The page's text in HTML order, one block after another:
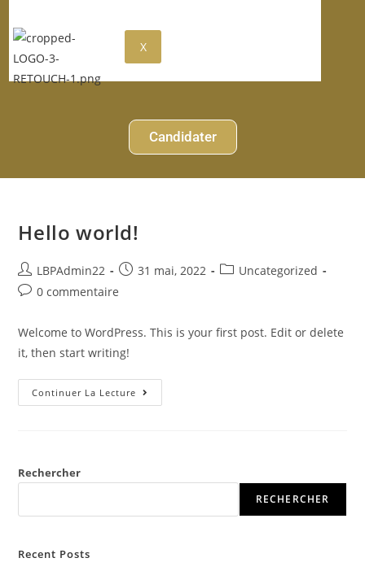
X
Candidater
Hello world!
LBPAdmin22 31 mai, 2022
Uncategorized
0 commentaire
Welcome to WordPress. This is your first post. Edit or delete
it, then start writing!
Continuer La Lecture
Rechercher
RECHERCHER
Recent Posts